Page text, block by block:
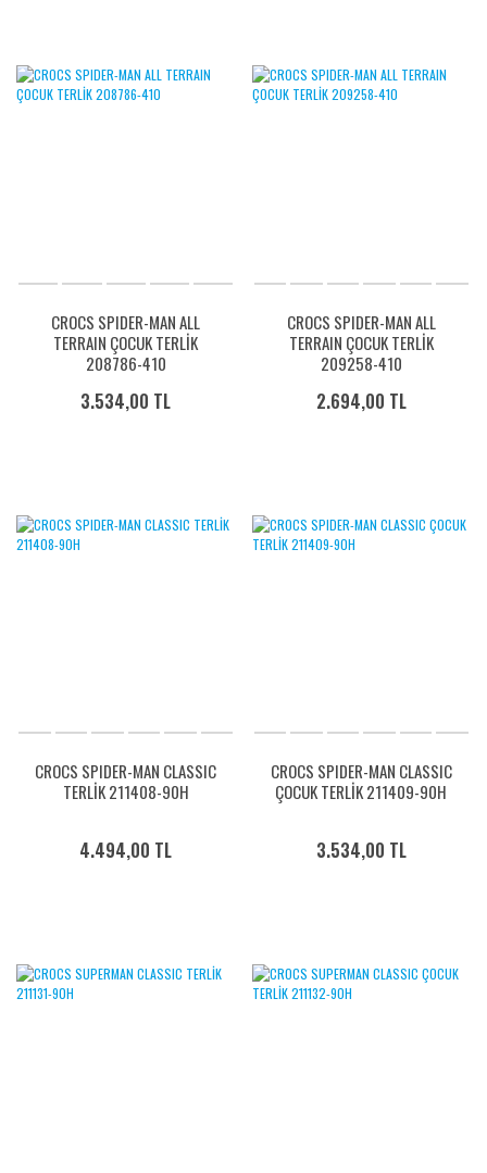
CROCS SPIDER-MAN ALL
TERRAIN ÇOCUK TERLİK
208786-410
3.534,00 TL
CROCS SPIDER-MAN ALL
TERRAIN ÇOCUK TERLİK
209258-410
2.694,00 TL
CROCS SPIDER-MAN CLASSIC
TERLİK 211408-90H
4.494,00 TL
CROCS SPIDER-MAN CLASSIC
ÇOCUK TERLİK 211409-90H
3.534,00 TL